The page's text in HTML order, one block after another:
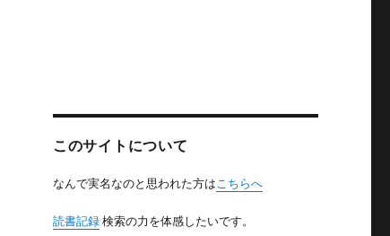
このサイトについて
なんで実名なのと思われた方はこちらへ
読書記録検索の力を体感したいです。